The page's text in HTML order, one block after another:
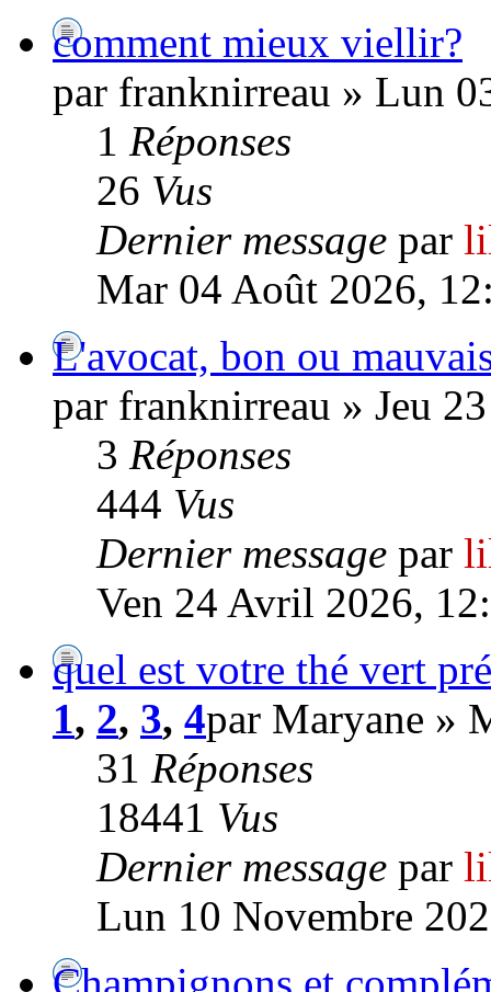
comment mieux viellir?
par franknirreau » Lun
1 Réponses
26 Vus
Dernier message par
Mar 04 Août 2026,
L'avocat, bon ou
par franknirreau » Jeu
3 Réponses
444 Vus
Dernier message par
Ven 24 Avril 2026,
quel est votre thé vert
1, 2, 3, 4par Maryane »
31 Réponses
18441 Vus
Dernier message par
Lun 10 Novembre
Champignons et